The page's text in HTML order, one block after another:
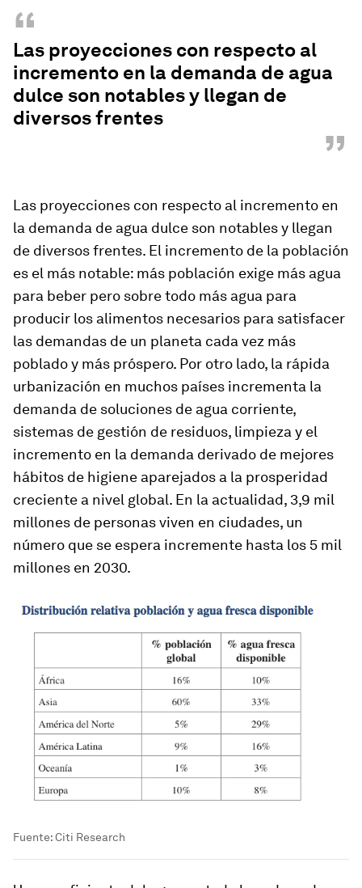
“
Las proyecciones con respecto al
incremento en la demanda de agua
dulce son notables y llegan de
diversos frentes
”
Las proyecciones con respecto al incremento en
la demanda de agua dulce son notables y llegan
de diversos frentes. El incremento de la población
es el más notable: más población exige más agua
para beber pero sobre todo más agua para
producir los alimentos necesarios para satisfacer
las demandas de un planeta cada vez más
poblado y más próspero. Por otro lado, la rápida
urbanización en muchos países incrementa la
demanda de soluciones de agua corriente,
sistemas de gestión de residuos, limpieza y el
incremento en la demanda derivado de mejores
hábitos de higiene aparejados a la prosperidad
creciente a nivel global. En la actualidad, 3,9 mil
millones de personas viven en ciudades, un
número que se espera incremente hasta los 5 mil
millones en 2030.
Fuente: Citi Research